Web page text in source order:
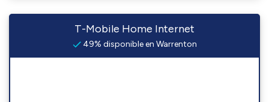
T-Mobile Home Internet
49% disponible en Warrenton